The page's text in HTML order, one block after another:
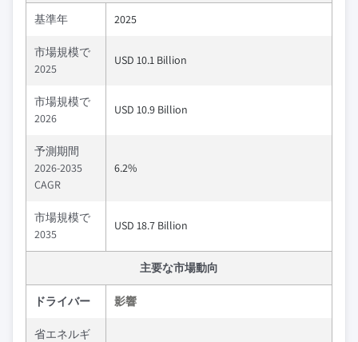
基準年 2025
市場規模で
2025
USD 10.1 Billion
市場規模で
2026
USD 10.9 Billion
予測期間
2026-2035
CAGR
6.2%
市場規模で
2035
USD 18.7 Billion
主要な市場動向
ドライバー 影響
省エネルギ